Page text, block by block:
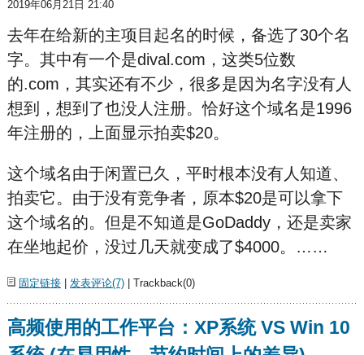
2019年06月21日 21:40
去年在给新的主项目起名的时候，备选了30个名
字。其中有一个是dival.com，这类5位数
的.com，其实还有不少，很多是因为名字没有人
想到，想到了也没人注册。恰好这个域名是1996
年注册的，上面显示拍卖$20。
这个域名由于闲置已久，平时根本没有人知道、
拍卖它。由于没有竞争者，原本$20是可以拿下
这个域名的。但是不知道是GoDaddy，还是卖家
在坐地起价，没过几天就变成了$4000。……
固定链接| 发表评论(7)| Trackback(0)
高频使用的工作平台：XP系统 VS Win 10